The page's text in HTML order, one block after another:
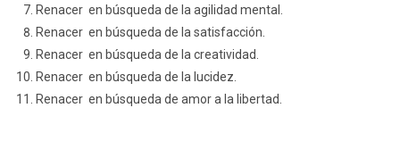
Renacer en búsqueda de la agilidad mental.
Renacer en búsqueda de la satisfacción.
Renacer en búsqueda de la creatividad.
Renacer en búsqueda de la lucidez.
Renacer en búsqueda de amor a la libertad.